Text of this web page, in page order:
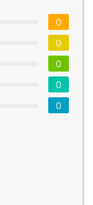
0
0
0
0
0